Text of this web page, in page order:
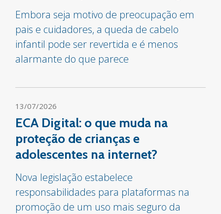
Embora seja motivo de preocupação em
pais e cuidadores, a queda de cabelo
infantil pode ser revertida e é menos
alarmante do que parece
13/07/2026
ECA Digital: o que muda na
proteção de crianças e
adolescentes na internet?
Nova legislação estabelece
responsabilidades para plataformas na
promoção de um uso mais seguro da